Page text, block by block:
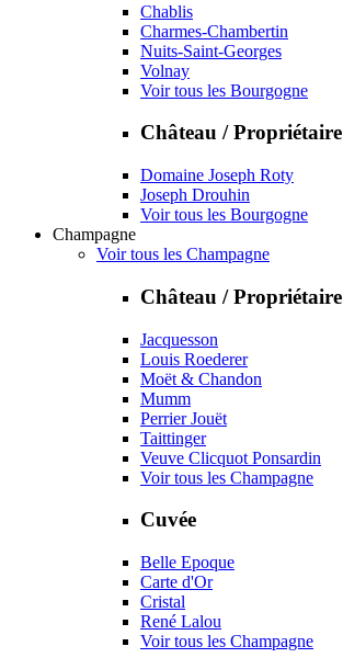
Chablis
Charmes-Chambertin
Nuits-Saint-Georges
Volnay
Voir tous les Bourgogne
Château / Propriétaire
Domaine Joseph Roty
Joseph Drouhin
Voir tous les Bourgogne
Champagne
Voir tous les Champagne
Château / Propriétaire
Jacquesson
Louis Roederer
Moët & Chandon
Mumm
Perrier Jouët
Taittinger
Veuve Clicquot Ponsardin
Voir tous les Champagne
Cuvée
Belle Epoque
Carte d'Or
Cristal
René Lalou
Voir tous les Champagne